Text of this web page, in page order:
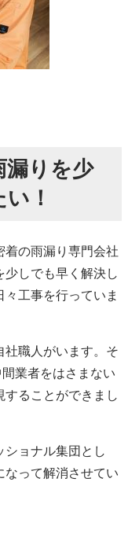
漏りを少
！
着の雨漏り専門会社
少しでも早く解決し
工事を行っていま
社職人がいます。そ
業者をはさまない
することができまし
ショナル集団とし
なって解消させてい